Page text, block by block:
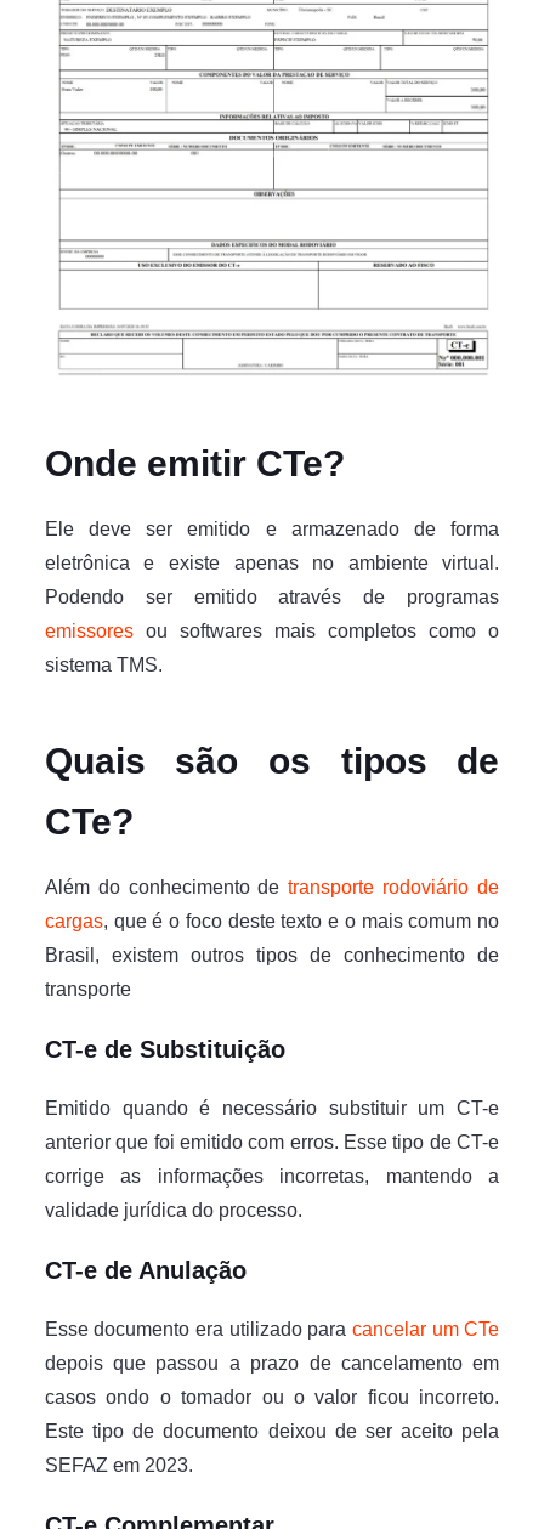
Onde emitir CTe?
Ele deve ser emitido e armazenado de forma
eletrônica e existe apenas no ambiente virtual.
Podendo ser emitido através de programas
emissores ou softwares mais completos como o
sistema TMS.
Quais são os tipos de
CTe?
Além do conhecimento de transporte rodoviário de
cargas, que é o foco deste texto e o mais comum no
Brasil, existem outros tipos de conhecimento de
transporte
CT-e de Substituição
Emitido quando é necessário substituir um CT-e
anterior que foi emitido com erros. Esse tipo de CT-e
corrige as informações incorretas, mantendo a
validade jurídica do processo.
CT-e de Anulação
Esse documento era utilizado para cancelar um CTe
depois que passou a prazo de cancelamento em
casos ondo o tomador ou o valor ficou incorreto.
Este tipo de documento deixou de ser aceito pela
SEFAZ em 2023.